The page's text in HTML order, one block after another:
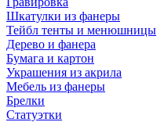
Шкатулки из фанеры
Тейбл тенты и менюшницы
Дерево и фанера
Бумага и картон
Украшения из акрила
Мебель из фанеры
Брелки
Статуэтки